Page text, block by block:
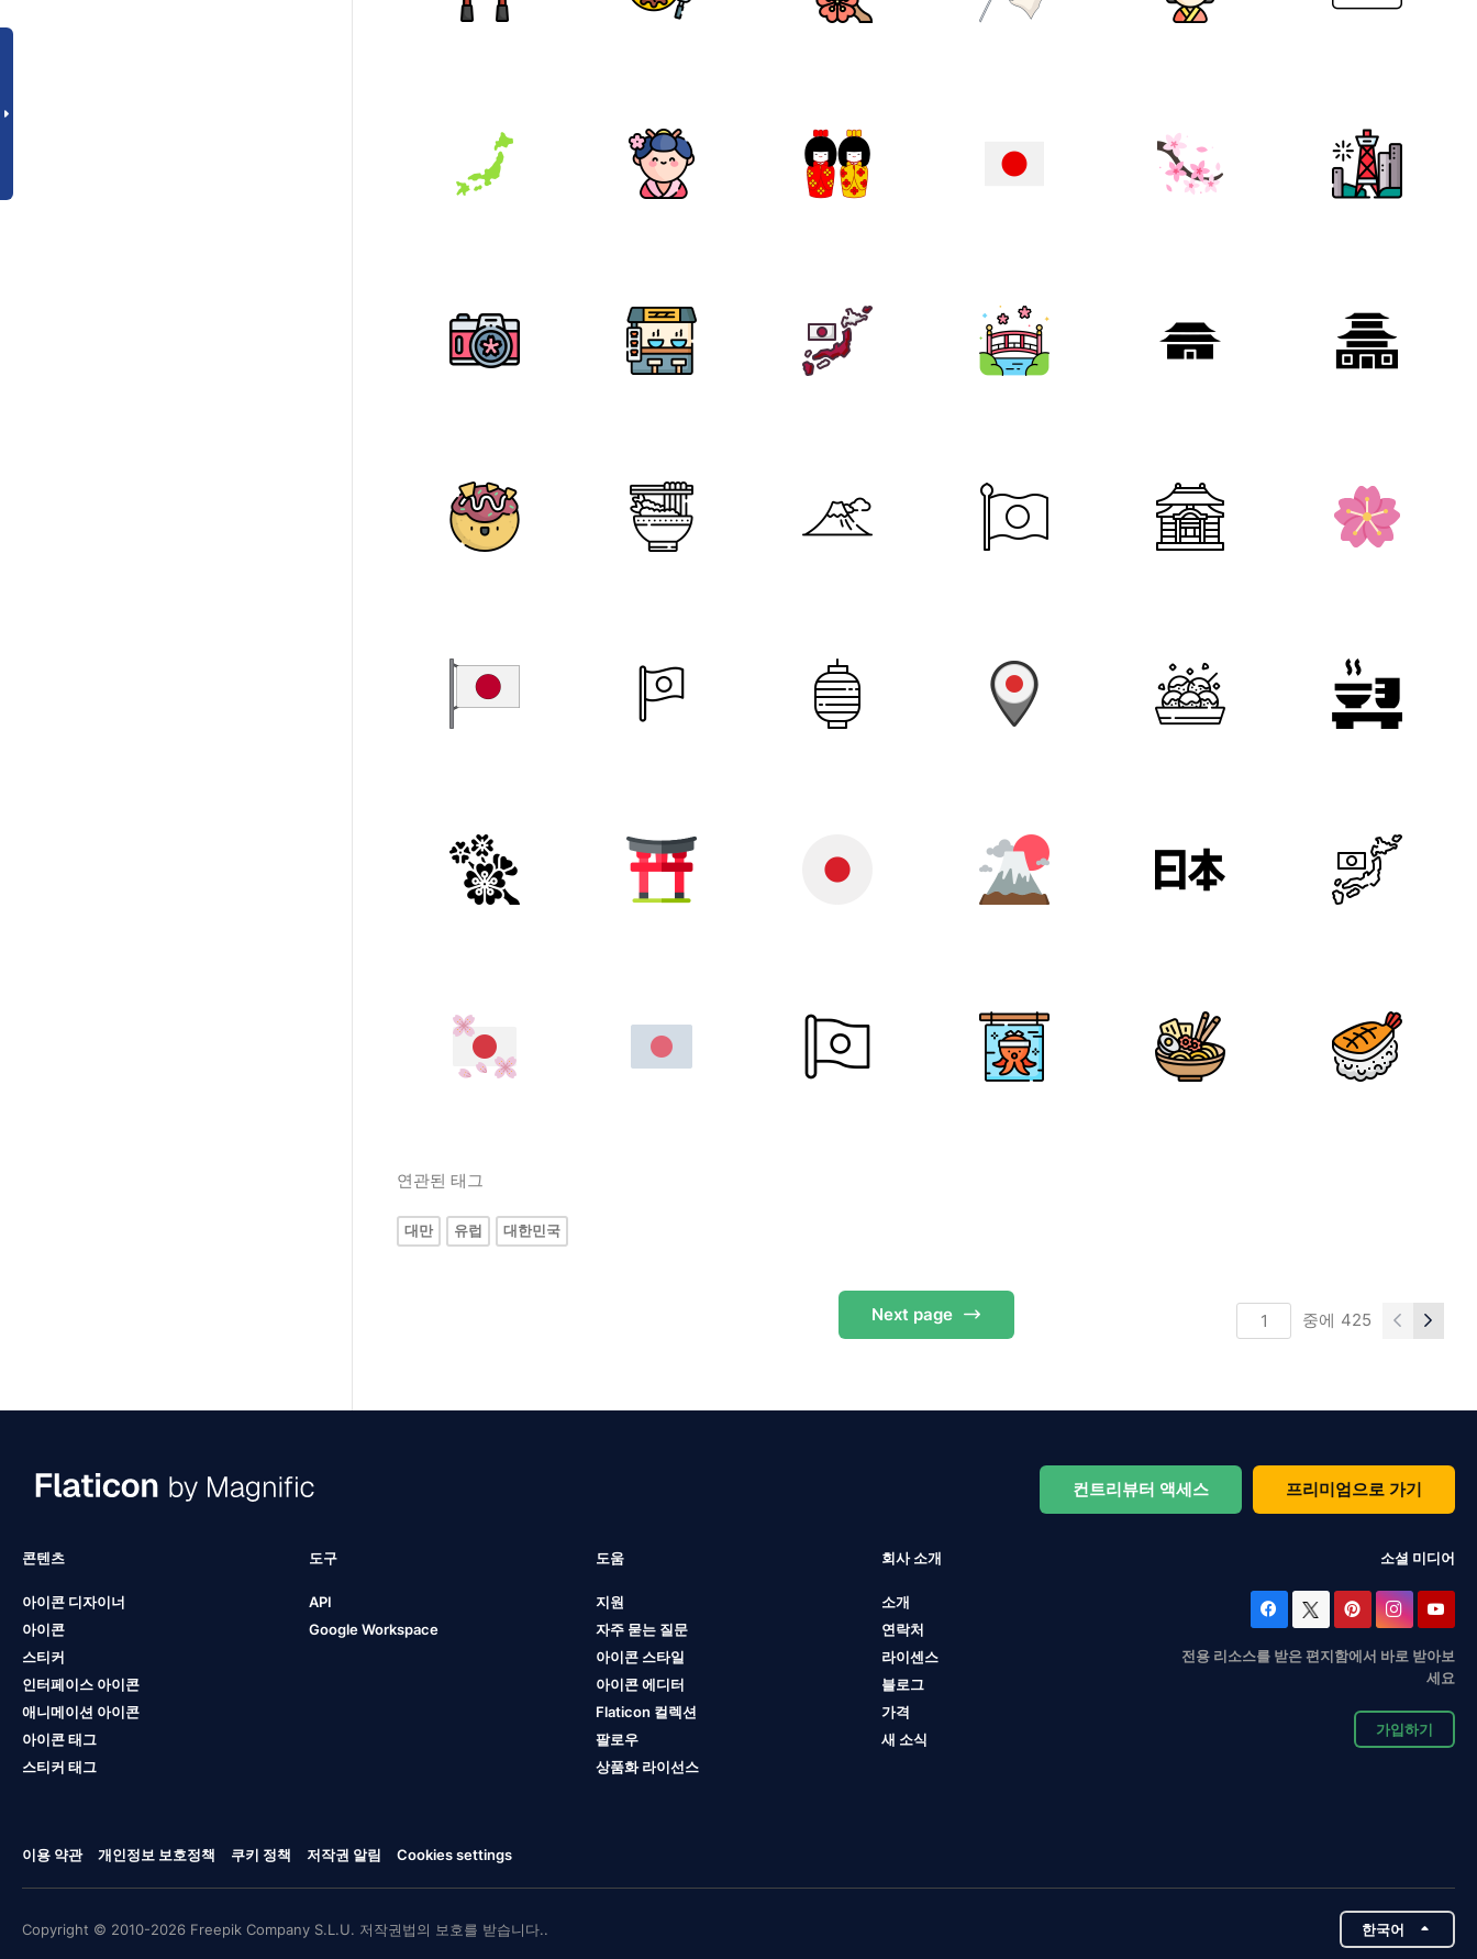
연관된 태그
대만 유럽 대한민국
Next page 중에 425
컨트리뷰터 액세스 프리미엄으로 가기
콘텐츠
아이콘 디자이너
아이콘
스티커
인터페이스 아이콘
애니메이션 아이콘
아이콘 태그
스티커 태그
도구
API
Google Workspace
도움
지원
자주 묻는 질문
아이콘 스타일
아이콘 에디터
Flaticon 컬렉션
팔로우
상품화 라이선스
회사 소개
소개
연락처
라이센스
블로그
가격
새 소식
소셜 미디어
전용 리소스를 받은 편지함에서 바로 받아보
세요
가입하기
이용 약관 개인정보 보호정책 쿠키 정책 저작권 알림 Cookies settings
Copyright © 2010-2026 Freepik Company S.L.U. 저작권법의 보호를 받습니다.. 한국어